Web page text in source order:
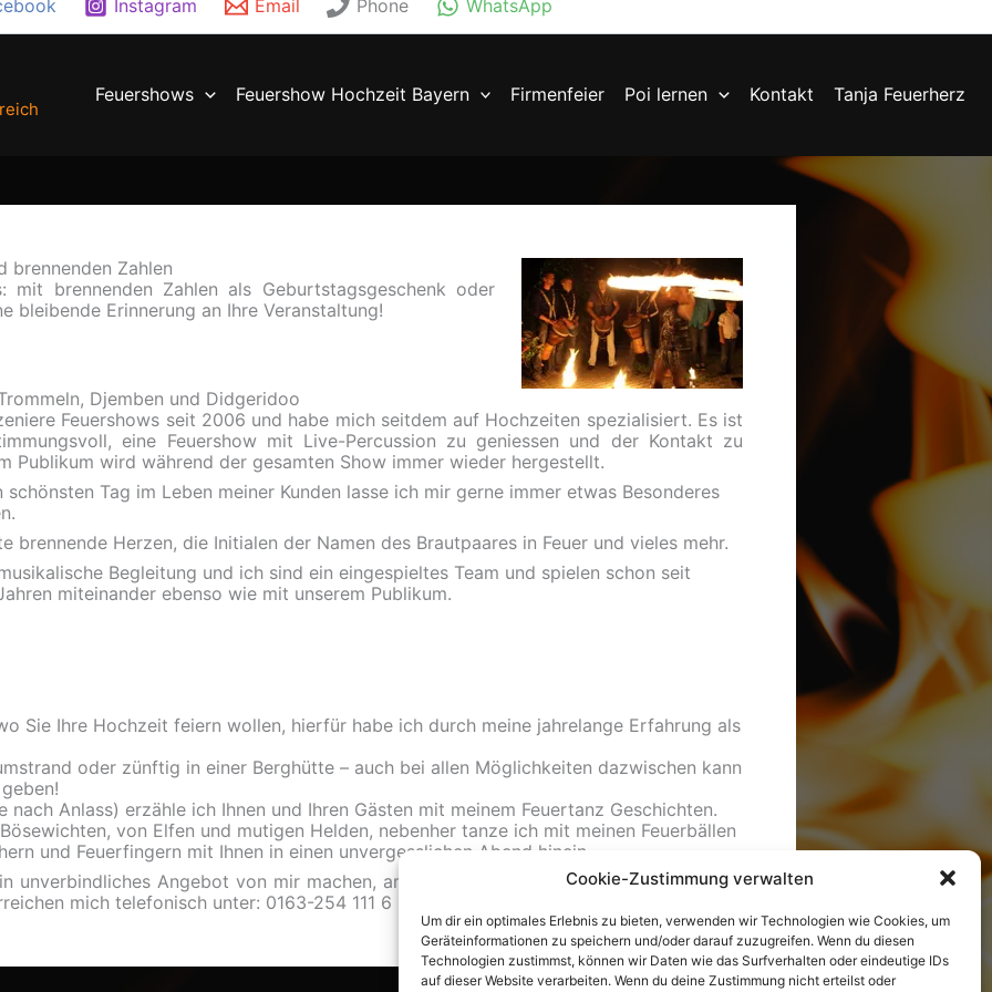
Cookie-Zustimmung verwalten
Um dir ein optimales Erlebnis zu bieten, verwenden wir Technologien wie Cookies, um
Geräteinformationen zu speichern und/oder darauf zuzugreifen. Wenn du diesen
Technologien zustimmst, können wir Daten wie das Surfverhalten oder eindeutige IDs
auf dieser Website verarbeiten. Wenn du deine Zustimmung nicht erteilst oder
Instagram Email Phone WhatsApp
Feuershows Feuershow Hochzeit Bayern Firmenfeier Poi lernen Kontakt Tanja Feuerherz
brennenden Zahlen
mit brennenden Zahlen als Geburtstagsgeschenk oder
bleibende Erinnerung an Ihre Veranstaltung!
Djemben und Didgeridoo
Feuershows seit 2006 und habe mich seitdem auf Hochzeiten spezialisiert. Es ist
eine Feuershow mit Live-Percussion zu geniessen und der Kontakt zu
Publikum wird während der gesamten Show immer wieder hergestellt.
schönsten Tag im Leben meiner Kunden lasse ich mir gerne immer etwas Besonderes
brennende Herzen, die Initialen der Namen des Brautpaares in Feuer und vieles mehr.
Begleitung und ich sind ein eingespieltes Team und spielen schon seit
miteinander ebenso wie mit unserem Publikum.
Sie Ihre Hochzeit feiern wollen, hierfür habe ich durch meine jahrelange Erfahrung als
oder zünftig in einer Berghütte – auch bei allen Möglichkeiten dazwischen kann
nach Anlass) erzähle ich Ihnen und Ihren Gästen mit meinem Feuertanz Geschichten.
von Elfen und mutigen Helden, nebenher tanze ich mit meinen Feuerbällen
und Feuerfingern mit Ihnen in einen unvergesslichen Abend hinein.
unverbindliches Angebot von mir machen, am besten die Anfrage mit Datum und Ort
mich telefonisch unter: 0163-254 111 6 und per